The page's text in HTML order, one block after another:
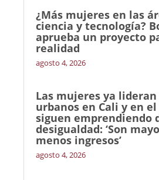
¿Más mujeres en las
ciencia y tecnología?
aprueba un proyecto
realidad
agosto 4, 2026
Las mujeres ya lideran
urbanos en Cali y en
siguen emprendiendo
desigualdad: ‘Son
menos ingresos’
agosto 4, 2026